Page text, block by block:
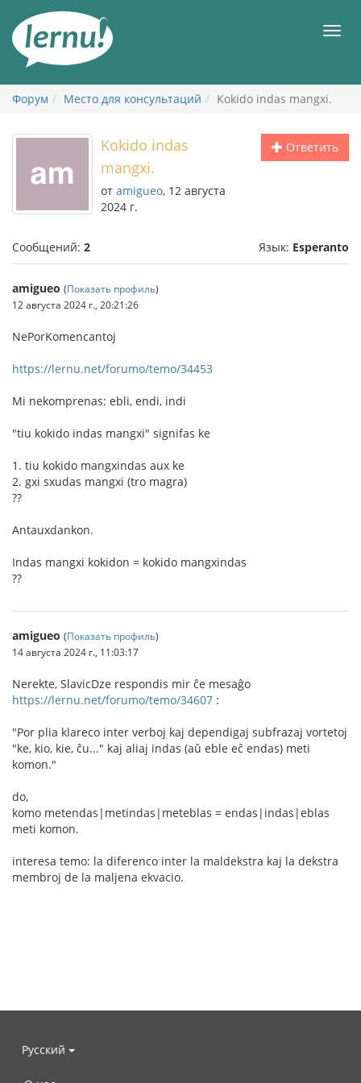
содержанию
Форум Место для консультаций Kokido indas mangxi.
Ответить
Kokido indas
mangxi.
от amigueo, 12 августа
2024 г.
Сообщений: 2 Язык: Esperanto
amigueo (Показать профиль)
12 августа 2024 г., 20:21:26
NePorKomencantoj
https://lernu.net/forumo/temo/34453
Mi nekomprenas: ebli, endi, indi
"tiu kokido indas mangxi" signifas ke
1. tiu kokido mangxindas aux ke
2. gxi sxudas mangxi (tro magra)
??
Antauxdankon.
Indas mangxi kokidon = kokido mangxindas
??
amigueo (Показать профиль)
14 августа 2024 г., 11:03:17
Nerekte, SlavicDze respondis mir ĉe mesaĝo
https://lernu.net/forumo/temo/34607 :
"Por plia klareco inter verboj kaj dependigaj subfrazaj vortetoj
"ke, kio, kie, ĉu..." kaj aliaj indas (aŭ eble eĉ endas) meti
komon."
do,
komo metendas|metindas|meteblas = endas|indas|eblas
meti komon.
interesa temo: la diferenco inter la maldekstra kaj la dekstra
membroj de la maljena ekvacio.
Русский